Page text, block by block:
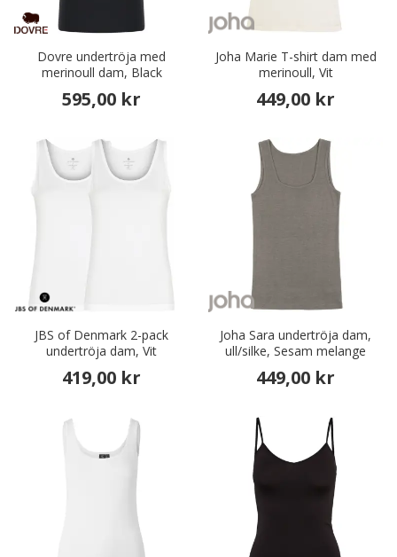
Dovre undertröja med
merinoull dam, Black
595,00 kr
Joha Marie T-shirt dam med
merinoull, Vit
449,00 kr
JBS of Denmark 2-pack
undertröja dam, Vit
419,00 kr
Joha Sara undertröja dam,
ull/silke, Sesam melange
449,00 kr